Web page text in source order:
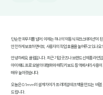
단순한 파우치를 넘어, 이제는 하나의 '이동식 워크스테이션'이
안전하게 보호하면서도, 사용자의 작업 효율을 높여주고 있나요?
안녕하세요, 클림입니다. 최근 기업 굿즈나 브랜드 신제품 라인
아이패드 프로 모델의 대형화와 매직 키보드 등 액세서리 사용
매우 높아졌습니다.
오늘은 0.1mm의 설계 차이가 프리미엄 테크 백을 만드는 비결
드립니다.